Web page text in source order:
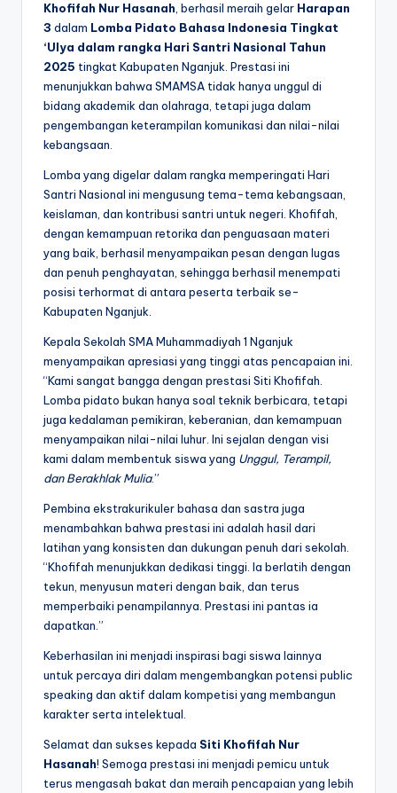
Khofifah Nur Hasanah , berhasil meraih gelar Harapan
3 dalam Lomba Pidato Bahasa Indonesia Tingkat
‘Ulya dalam rangka Hari Santri Nasional Tahun
2025 tingkat Kabupaten Nganjuk. Prestasi ini
menunjukkan bahwa SMAMSA tidak hanya unggul di
bidang akademik dan olahraga, tetapi juga dalam
pengembangan keterampilan komunikasi dan nilai-nilai
kebangsaan.
Lomba yang digelar dalam rangka memperingati Hari
Santri Nasional ini mengusung tema-tema kebangsaan,
keislaman, dan kontribusi santri untuk negeri. Khofifah,
dengan kemampuan retorika dan penguasaan materi
yang baik, berhasil menyampaikan pesan dengan lugas
dan penuh penghayatan, sehingga berhasil menempati
posisi terhormat di antara peserta terbaik se-
Kabupaten Nganjuk.
Kepala Sekolah SMA Muhammadiyah 1 Nganjuk
menyampaikan apresiasi yang tinggi atas pencapaian ini.
“Kami sangat bangga dengan prestasi Siti Khofifah.
Lomba pidato bukan hanya soal teknik berbicara, tetapi
juga kedalaman pemikiran, keberanian, dan kemampuan
menyampaikan nilai-nilai luhur. Ini sejalan dengan visi
kami dalam membentuk siswa yang Unggul, Terampil,
dan Berakhlak Mulia.”
Pembina ekstrakurikuler bahasa dan sastra juga
menambahkan bahwa prestasi ini adalah hasil dari
latihan yang konsisten dan dukungan penuh dari sekolah.
“Khofifah menunjukkan dedikasi tinggi. Ia berlatih dengan
tekun, menyusun materi dengan baik, dan terus
memperbaiki penampilannya. Prestasi ini pantas ia
dapatkan.”
Keberhasilan ini menjadi inspirasi bagi siswa lainnya
untuk percaya diri dalam mengembangkan potensi public
speaking dan aktif dalam kompetisi yang membangun
karakter serta intelektual.
Selamat dan sukses kepada Siti Khofifah Nur
Hasanah! Semoga prestasi ini menjadi pemicu untuk
terus mengasah bakat dan meraih pencapaian yang lebih